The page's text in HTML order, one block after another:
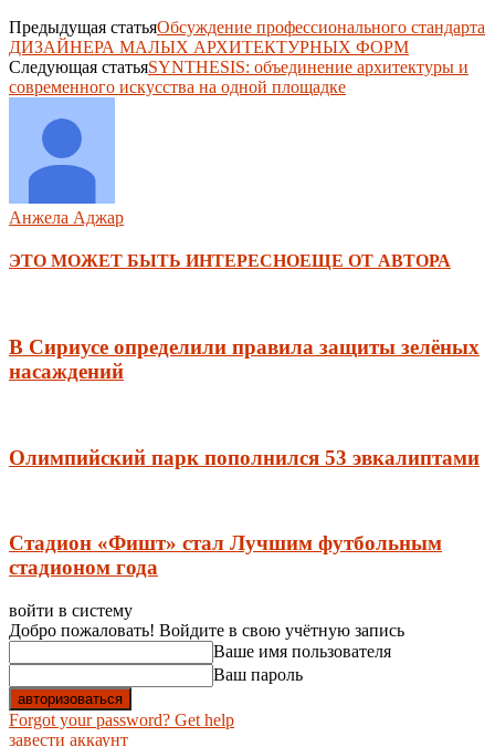
Предыдущая статьяОбсуждение профессионального стандарта
ДИЗАЙНЕРА МАЛЫХ АРХИТЕКТУРНЫХ ФОРМ
Следующая статьяSYNTHESIS: объединение архитектуры и
современного искусства на одной площадке
Анжела Аджар
ЭТО МОЖЕТ БЫТЬ ИНТЕРЕСНОЕЩЕ ОТ АВТОРА
В Сириусе определили правила защиты зелёных
насаждений
Олимпийский парк пополнился 53 эвкалиптами
Стадион «Фишт» стал Лучшим футбольным
стадионом года
войти в систему
Добро пожаловать! Войдите в свою учётную запись
Ваше имя пользователя
Ваш пароль
Forgot your password? Get help
завести аккаунт